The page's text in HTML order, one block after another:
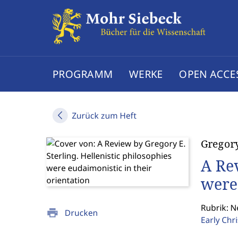
PROGRAMM WERKE OPEN
Zurück zum Heft
print Drucken
A
Rubrik:
Early